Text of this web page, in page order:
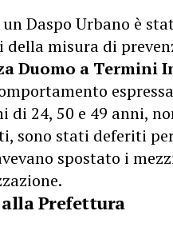
Daspo Urbano è
misura di
Duomo a Termini
di 24, 50 e 49 anni,
sono stati deferiti
spostato i
alla Prefettura